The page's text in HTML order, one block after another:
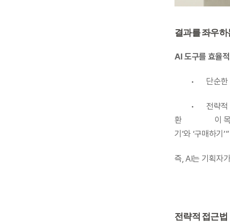
결과를 좌우하
AI 도구를 효율
•	단
환                  이
기’와 ‘구매하기
즉, AI는 기획자
전략적 접근법